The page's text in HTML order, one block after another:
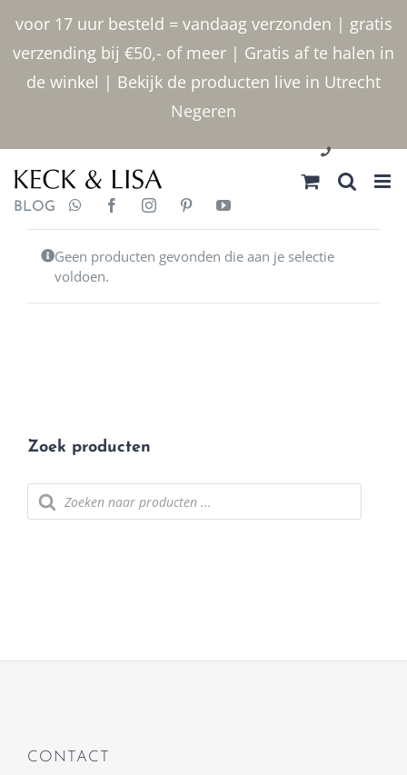
voor 17 uur besteld = vandaag verzonden | gratis
verzending bij €50,- of meer | Gratis af te halen in
de winkel | Bekijk de producten live in Utrecht
Negeren
inhoud
030 2400000
BLOG
Geen producten gevonden die aan je selectie
voldoen.
Zoek producten
Producten
zoeken
CONTACT